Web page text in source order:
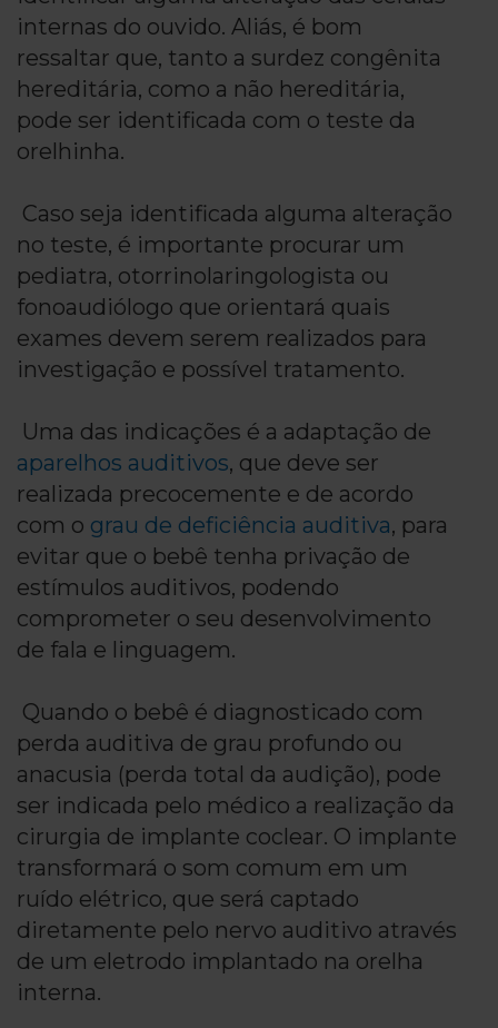
internas do ouvido. Aliás, é bom
ressaltar que, tanto a surdez congênita
hereditária, como a não hereditária,
pode ser identificada com o teste da
orelhinha.
Caso seja identificada alguma alteração
no teste, é importante procurar um
pediatra, otorrinolaringologista ou
fonoaudiólogo que orientará quais
exames devem serem realizados para
investigação e possível tratamento.
Uma das indicações é a adaptação de
aparelhos auditivos, que deve ser
realizada precocemente e de acordo
com o grau de deficiência auditiva, para
evitar que o bebê tenha privação de
estímulos auditivos, podendo
comprometer o seu desenvolvimento
de fala e linguagem.
Quando o bebê é diagnosticado com
perda auditiva de grau profundo ou
anacusia (perda total da audição), pode
ser indicada pelo médico a realização da
cirurgia de implante coclear. O implante
transformará o som comum em um
ruído elétrico, que será captado
diretamente pelo nervo auditivo através
de um eletrodo implantado na orelha
interna.